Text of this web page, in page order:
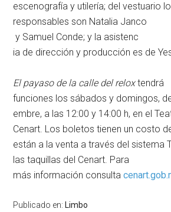
escenografía y utilería; del vestuario
responsables son Natalia Janco
y Samuel Conde; y la asistenc
ia de dirección y producción es de
El payaso de la calle del reloxtendrá
funciones los sábados y domingos,
embre, a las 12:00 y 14:00 h, en el
Cenart. Los boletos tienen un costo
están a la venta a través del sistema
las taquillas del Cenart. Para
más información consultacenar
Publicado en: Limbo